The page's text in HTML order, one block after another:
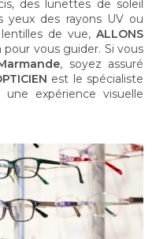
des lunettes de soleil
yeux des rayons UV ou
de vue, ALLONS
pour vous guider. Si vous
, soyez assuré
est le spécialiste
expérience visuelle